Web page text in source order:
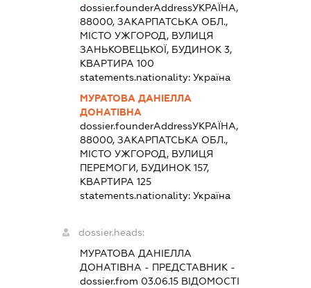
dossier.founderAddressУКРАЇНА,
88000, ЗАКАРПАТСЬКА ОБЛ.,
МІСТО УЖГОРОД, ВУЛИЦЯ
ЗАНЬКОВЕЦЬКОЇ, БУДИНОК 3,
КВАРТИРА 100
statements.nationality: Україна
МУРАТОВА ДАНІЕЛЛА
ДОНАТІВНА
dossier.founderAddressУКРАЇНА,
88000, ЗАКАРПАТСЬКА ОБЛ.,
МІСТО УЖГОРОД, ВУЛИЦЯ
ПЕРЕМОГИ, БУДИНОК 157,
КВАРТИРА 125
statements.nationality: Україна
dossier.heads:
МУРАТОВА ДАНІЕЛЛА
ДОНАТІВНА - ПРЕДСТАВНИК -
dossier.from 03.06.15ВІДОМОСТІ